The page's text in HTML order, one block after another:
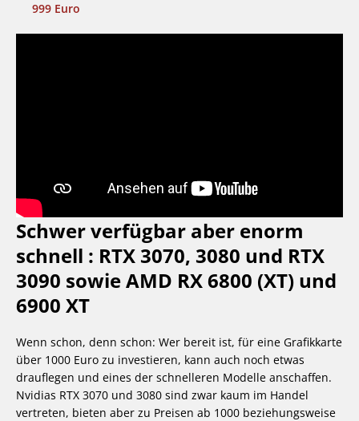
999 Euro
Schwer verfügbar aber enorm
schnell : RTX 3070, 3080 und RTX
3090 sowie AMD RX 6800 (XT) und
6900 XT
Wenn schon, denn schon: Wer bereit ist, für eine Grafikkarte
über 1000 Euro zu investieren, kann auch noch etwas
drauflegen und eines der schnelleren Modelle anschaffen.
Nvidias RTX 3070 und 3080 sind zwar kaum im Handel
vertreten, bieten aber zu Preisen ab 1000 beziehungsweise